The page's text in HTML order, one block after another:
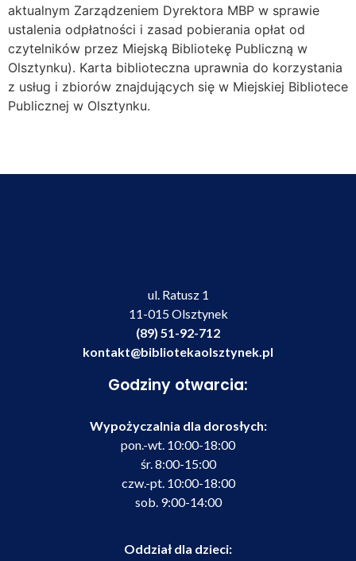
aktualnym Zarządzeniem Dyrektora MBP w sprawie
ustalenia odpłatności i zasad pobierania opłat od
czytelników przez Miejską Bibliotekę Publiczną w
Olsztynku). Karta biblioteczna uprawnia do korzystania
z usług i zbiorów znajdujących się w Miejskiej Bibliotece
Publicznej w Olsztynku.
ul. Ratusz 1
11-015 Olsztynek
(89) 51-92-712
kontakt@bibliotekaolsztynek.pl
Godziny otwarcia:
Wypożyczalnia dla dorosłych:
pon.-wt. 10:00-18:00
śr. 8:00-15:00
czw.-pt. 10:00-18:00
sob. 9:00-14:00
Oddział dla dzieci: